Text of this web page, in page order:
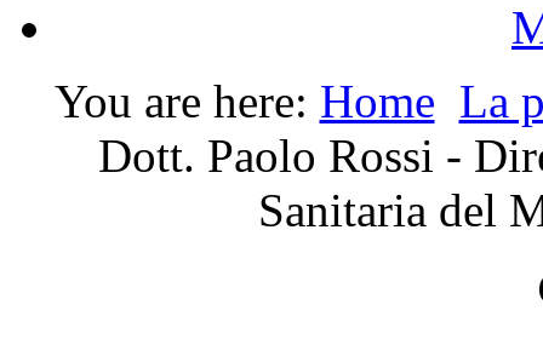
You are here: Home La
Dott. Paolo Rossi -
Sanitaria del